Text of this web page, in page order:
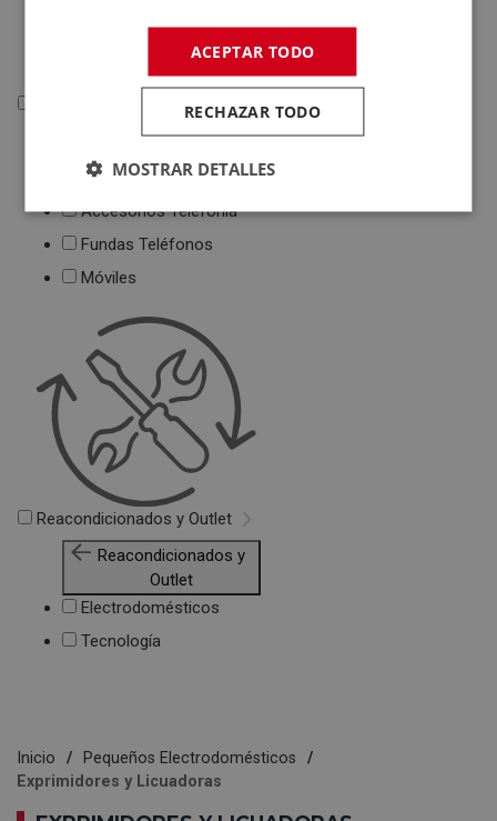
Teléfonos Fijos
Accesorios Telefonía
Fundas Teléfonos
Móviles
Reacondicionados y Outlet
Reacondicionados y
Outlet
Electrodomésticos
Tecnología
Inicio
Pequeños Electrodomésticos
Exprimidores y Licuadoras
ACEPTAR TODO
RECHAZAR TODO
MOSTRAR DETALLES